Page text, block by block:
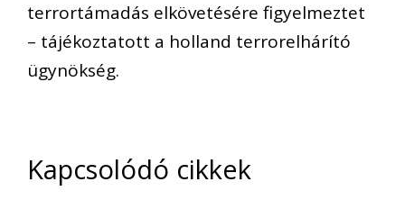
terrortámadás elkövetésére figyelmeztet
– tájékoztatott a holland terrorelhárító
ügynökség.
Kapcsolódó cikkek